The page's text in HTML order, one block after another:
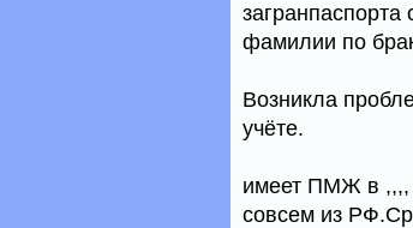
фамилии по
Возникла
учёте.
имеет ПМЖ в ,,,,
совсем из